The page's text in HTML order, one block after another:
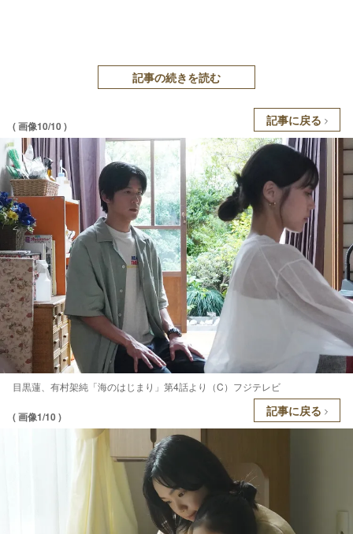
記事の続きを読む
( 画像10/10 ) 記事に戻る
目黒蓮、有村架純「海のはじまり」第4話より（C）フジテレビ
( 画像1/10 ) 記事に戻る